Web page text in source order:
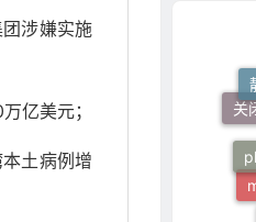
涉嫌实施
亿美元；
土病例增
关